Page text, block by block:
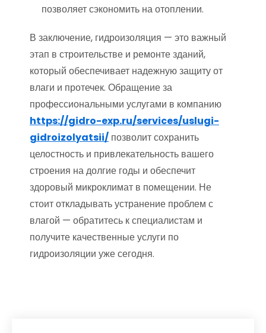
позволяет сэкономить на отоплении.
В заключение, гидроизоляция — это важный
этап в строительстве и ремонте зданий,
который обеспечивает надежную защиту от
влаги и протечек. Обращение за
профессиональными услугами в компанию
https://gidro-exp.ru/services/uslugi-
gidroizolyatsii/ позволит сохранить
целостность и привлекательность вашего
строения на долгие годы и обеспечит
здоровый микроклимат в помещении. Не
стоит откладывать устранение проблем с
влагой — обратитесь к специалистам и
получите качественные услуги по
гидроизоляции уже сегодня.